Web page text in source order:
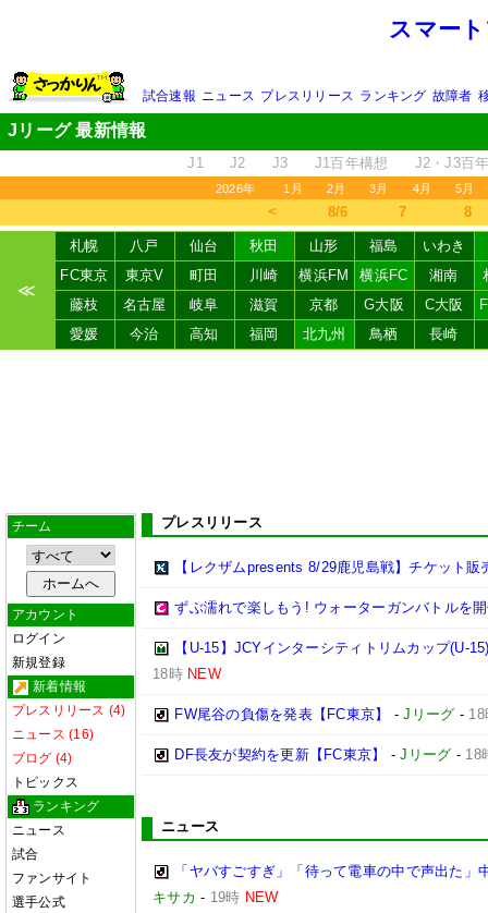
スマー
試合速報 ニュース プレスリリース ランキング 故障者
Jリーグ 最新情報
J1 J2 J3 J1百年構想 J2・J3百
2026年 1月 2月 3月 4月 5月
＜ 8/6 7 8
≪
札幌 八戸 仙台 秋田 山形 福島
いわき
FC東京
東京V 町田 川崎 横浜FM 横浜FC 湘南
藤枝
名古屋 岐阜 滋賀 京都 G大阪 C大阪
愛媛
今治 高知 福岡 北九州 鳥栖 長崎
チーム
アカウント
ログイン
新規登録
新着情報
プレスリリース (4)
ニュース (16)
ブログ (4)
トピックス
ランキング
ニュース
試合
ファンサイト
選手公式
プレスリリース
【レクザムpresents 8/29鹿児島戦】チケット販
ずぶ濡れで楽しもう! ウォーターガンバトルを
【U-15】JCYインターシティトリムカップ(U-
18時 NEW
FW尾谷の負傷を発表【FC東京】 -Jリーグ - 18
DF長友が契約を更新【FC東京】 -Jリーグ - 18
ニュース
「ヤバすごすぎ」「待って電車の中で声出た
キサカ - 19時 NEW